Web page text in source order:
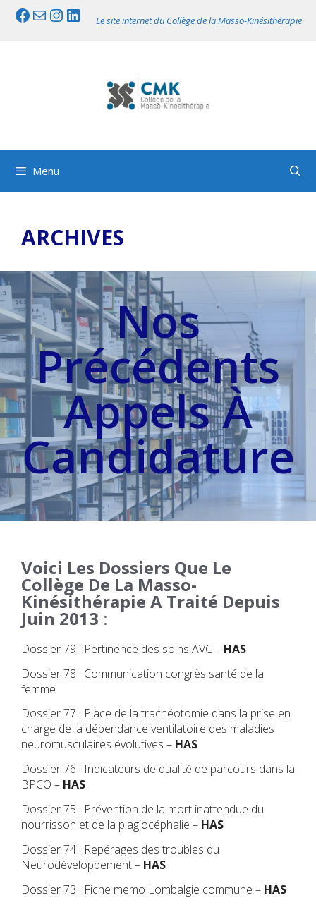
AllerFacebook
MailInstagram
LinkedIn
Le site internet du Collège de la Masso-Kinésithérapie
Menu
ARCHIVES
Nos
Précédents
Appels À
Candidature
Voici Les Dossiers Que Le
Collège De La Masso-
Kinésithérapie A Traité Depuis
Juin 2013 :
Dossier 79 : Pertinence des soins AVC – HAS
Dossier 78 : Communication congrès santé de la
femme
Dossier 77 : Place de la trachéotomie dans la prise en
charge de la dépendance ventilatoire des maladies
neuromusculaires évolutives – HAS
Dossier 76 : Indicateurs de qualité de parcours dans la
BPCO – HAS
Dossier 75 : Prévention de la mort inattendue du
nourrisson et de la plagiocéphalie – HAS
Dossier 74 : Repérages des troubles du
Neurodéveloppement – HAS
Dossier 73 : Fiche memo Lombalgie commune – HAS